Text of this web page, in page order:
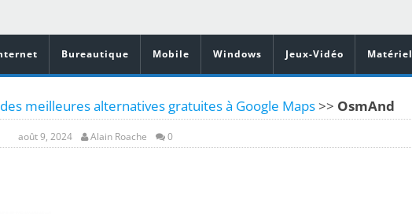
Vidéoprojecteurs Asus : Top 6 des meilleurs modèles de la marque
Bureautique Mobile Windows Jeux-Vidéo Matériel
meilleures alternatives gratuites à Google Maps>> OsmAnd
août 9, 2024 Alain Roache 0